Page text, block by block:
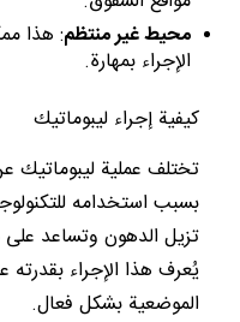
محيط غير منتظم: هذا
الإجراء بمهارة.
كيفية إجراء ليبوماتيك
تختلف عملية ليبوماتيك
بسبب استخدامه
تزيل الدهون وتساعد
يُعرف هذا الإجراء
الموضعية بشكل فعال.